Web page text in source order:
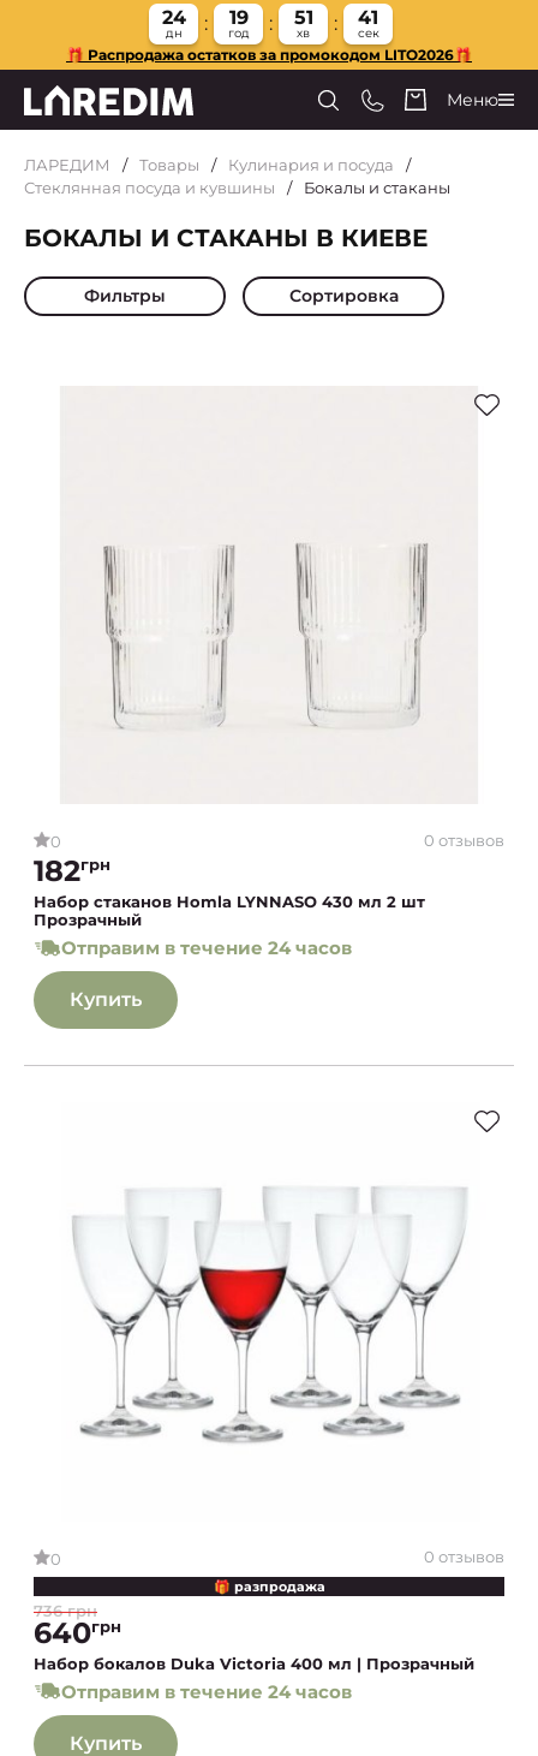
24
дн
19
год
51
хв
40
сек
🎁 Распродажа остатков за промокодом LITO2026🎁
Меню
ЛАРЕДИМ Товары
Кулинария и посуда
Стеклянная посуда и кувшины
Бокалы и стаканы
БОКАЛЫ И СТАКАНЫ В КИЕВЕ
Фильтры Сортировка
0 0 отзывов
182грн
Набор стаканов Homla LYNNASO 430 мл 2 шт
Прозрачный
Отправим в течение 24 часов
Купить
0 0 отзывов
🎁 разпродажа
736 грн
640грн
Набор бокалов Duka Victoria 400 мл | Прозрачный
Отправим в течение 24 часов
Купить